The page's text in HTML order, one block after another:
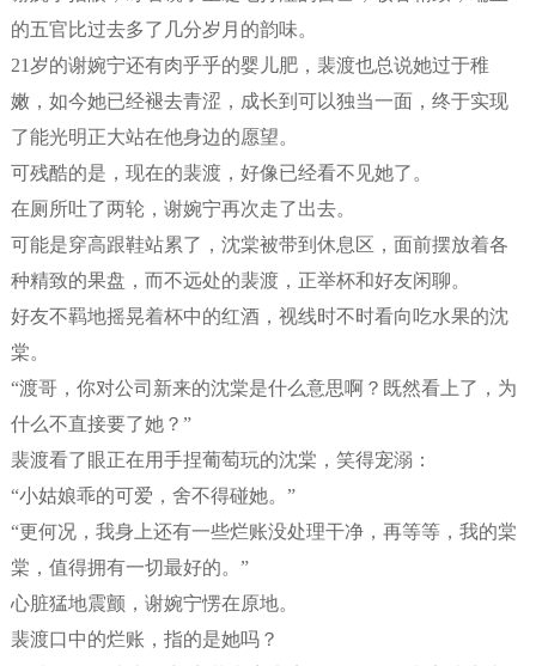
的五官比过去多了几分岁月的韵味。
21岁的谢婉宁还有肉乎乎的婴儿肥，裴渡也总说她过于稚
嫩，如今她已经褪去青涩，成长到可以独当一面，终于实现
了能光明正大站在他身边的愿望。
可残酷的是，现在的裴渡，好像已经看不见她了。
在厕所吐了两轮，谢婉宁再次走了出去。
可能是穿高跟鞋站累了，沈棠被带到休息区，面前摆放着各
种精致的果盘，而不远处的裴渡，正举杯和好友闲聊。
好友不羁地摇晃着杯中的红酒，视线时不时看向吃水果的沈
棠。
“渡哥，你对公司新来的沈棠是什么意思啊？既然看上了，为
什么不直接要了她？”
裴渡看了眼正在用手捏葡萄玩的沈棠，笑得宠溺：
“小姑娘乖的可爱，舍不得碰她。”
“更何况，我身上还有一些烂账没处理干净，再等等，我的棠
棠，值得拥有一切最好的。”
心脏猛地震颤，谢婉宁愣在原地。
裴渡口中的烂账，指的是她吗？